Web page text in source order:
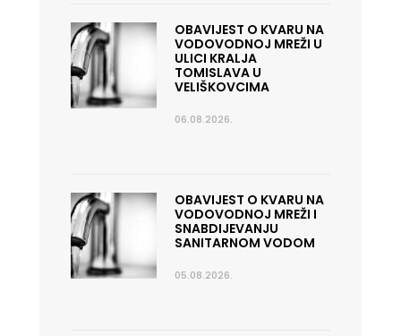
OBAVIJEST O KVARU NA
VODOVODNOJ MREŽI U
ULICI KRALJA
TOMISLAVA U
VELIŠKOVCIMA
06.08.2026.
OBAVIJEST O KVARU NA
VODOVODNOJ MREŽI I
SNABDIJEVANJU
SANITARNOM VODOM
05.08.2026.